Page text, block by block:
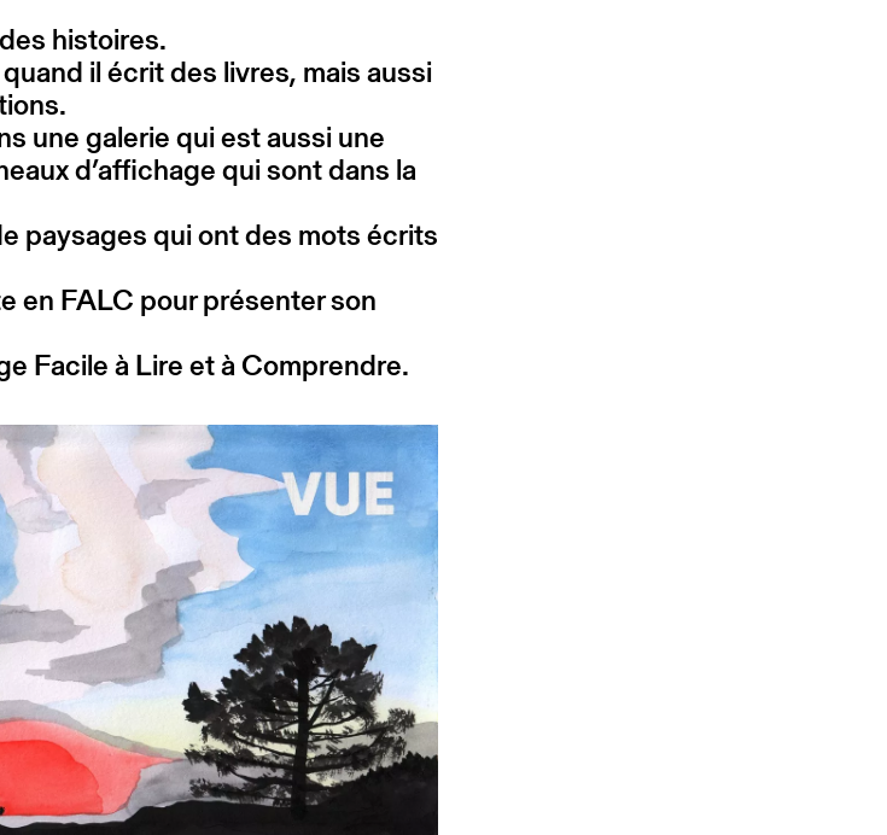
histoires.
il écrit des livres, mais aussi
une galerie qui est aussi une
d’affichage qui sont dans la
paysages qui ont des mots écrits
en FALC pour présenter son
Facile à Lire et à Comprendre.